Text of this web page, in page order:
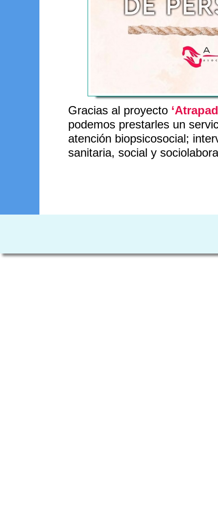
Gracias al proyecto
podemos prestarles un
atención biopsicosocial;
sanitaria, social y